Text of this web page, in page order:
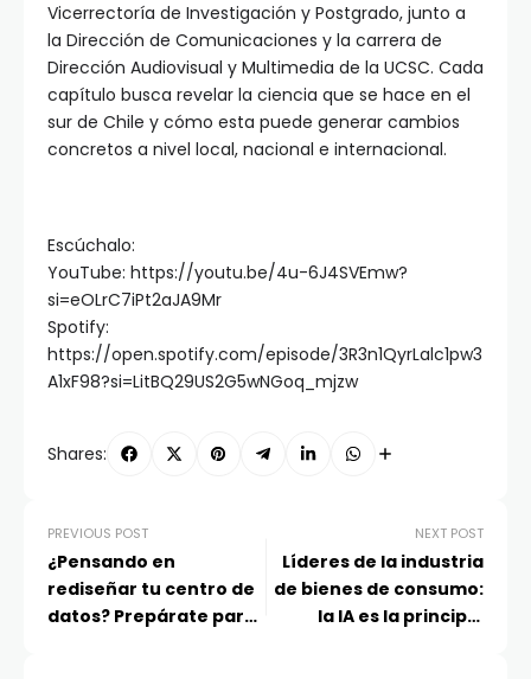
Vicerrectoría de Investigación y Postgrado, junto a
la Dirección de Comunicaciones y la carrera de
Dirección Audiovisual y Multimedia de la UCSC. Cada
capítulo busca revelar la ciencia que se hace en el
sur de Chile y cómo esta puede generar cambios
concretos a nivel local, nacional e internacional.
Escúchalo:
YouTube: https://youtu.be/4u-6J4SVEmw?
si=eOLrC7iPt2aJA9Mr
Spotify:
https://open.spotify.com/episode/3R3n1QyrLalc1pw3
A1xF98?si=LitBQ29US2G5wNGoq_mjzw
Shares:
PREVIOUS POST
¿Pensando en
rediseñar tu centro de
datos? Prepárate para
NEXT POST
Líderes de la industria
de bienes de consumo:
la IA es la principal